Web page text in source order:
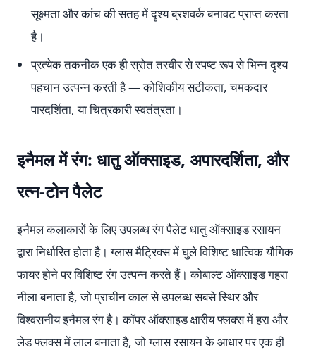
सूक्ष्मता और कांच की सतह में दृश्य ब्रशवर्क बनावट प्राप्त करता
है।
प्रत्येक तकनीक एक ही स्रोत तस्वीर से स्पष्ट रूप से भिन्न दृश्य
पहचान उत्पन्न करती है — कोशिकीय सटीकता, चमकदार
पारदर्शिता, या चित्रकारी स्वतंत्रता।
इनैमल में रंग: धातु ऑक्साइड, अपारदर्शिता, और
रत्न-टोन पैलेट
इनैमल कलाकारों के लिए उपलब्ध रंग पैलेट धातु ऑक्साइड रसायन
द्वारा निर्धारित होता है। ग्लास मैट्रिक्स में घुले विशिष्ट धात्विक यौगिक
फायर होने पर विशिष्ट रंग उत्पन्न करते हैं। कोबाल्ट ऑक्साइड गहरा
नीला बनाता है, जो प्राचीन काल से उपलब्ध सबसे स्थिर और
विश्वसनीय इनैमल रंग है। कॉपर ऑक्साइड क्षारीय फ्लक्स में हरा और
लेड फ्लक्स में लाल बनाता है, जो ग्लास रसायन के आधार पर एक ही